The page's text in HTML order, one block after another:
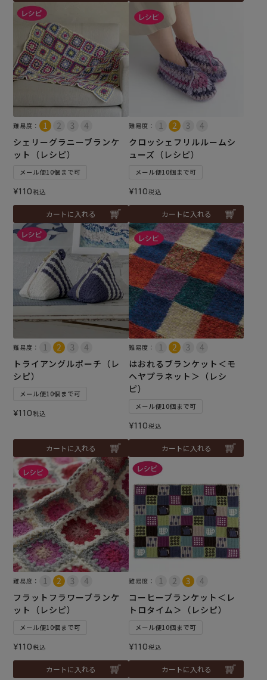
難易度：
シェリーグラニーブランケ
ット（レシピ）
メール便10個まで可
¥110税込
カートに入れる
難易度：
クロッシェフリルルームシ
ューズ（レシピ）
メール便10個まで可
¥110税込
カートに入れる
難易度：
トライアングルポーチ（レ
シピ）
メール便10個まで可
¥110税込
カートに入れる
難易度：
はおれるブランケット＜モ
ヘヤプラネット＞（レシ
ピ）
メール便10個まで可
¥110税込
カートに入れる
難易度：
フラットフラワーブランケ
ット（レシピ）
メール便10個まで可
¥110税込
カートに入れる
難易度：
コーヒーブランケット＜レ
トロタイム＞（レシピ）
メール便10個まで可
¥110税込
カートに入れる